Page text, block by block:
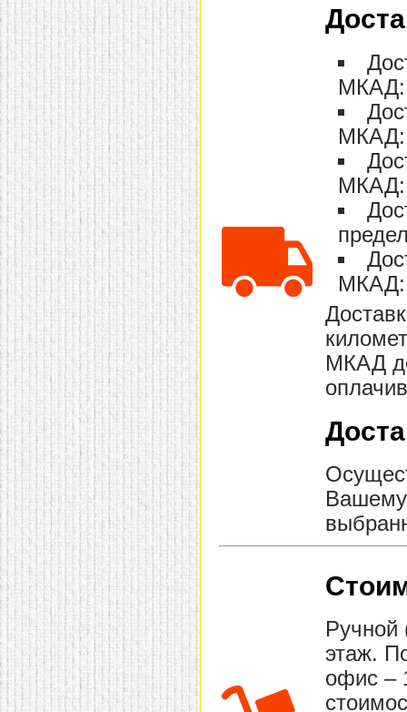
домашнем использовании.
Эта мебель имеет
некоторые преимущества
перед той же стенкой для
гостиной, к примеру,
поскольку она более
легкая и не загромождает
пространство. В спальне
этот предмет можно
поставить у изголовья
кровати, чтобы заполнить
пустующее там
место. Также стеллажи
очень часто используют в
качестве разграничителей
комнаты, например, на
рабочую зону и
пространство для отдыха.
Особенно это актуально
для однокомнатных
квартир.
МКАД:
МКАД:
МКАД:
МКАД:
МКАД
Вашему
Ручной
этаж.
офис –